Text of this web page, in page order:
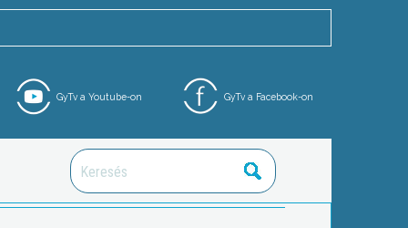
GyTv a Facebook-on
GyTv a Youtube-on